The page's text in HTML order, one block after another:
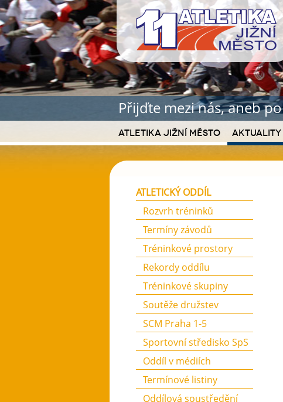
Přijďte mezi nás, aneb
Atletika Jižní Město Aktuality
ATLETICKÝ ODDÍL
Rozvrh tréninků
Termíny závodů
Tréninkové prostory
Rekordy oddílu
Tréninkové skupiny
Soutěže družstev
SCM Praha 1-5
Sportovní středisko SpS
Oddíl v médiích
Termínové listiny
Oddílová soustředění